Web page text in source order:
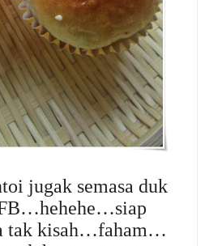
jugak semasa duk
tak kisah…faham…